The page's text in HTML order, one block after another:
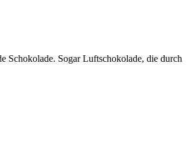
Schokolade. Sogar Luftschokolade, die durch